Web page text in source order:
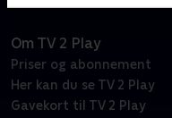
Om TV 2 Play
Priser og abonnement
Her kan du se TV 2 Play
Gavekort til TV 2 Play